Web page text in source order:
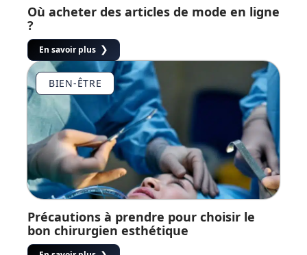
Où acheter des articles de mode en ligne
?
En savoir plus
BIEN-ÊTRE
Précautions à prendre pour choisir le
bon chirurgien esthétique